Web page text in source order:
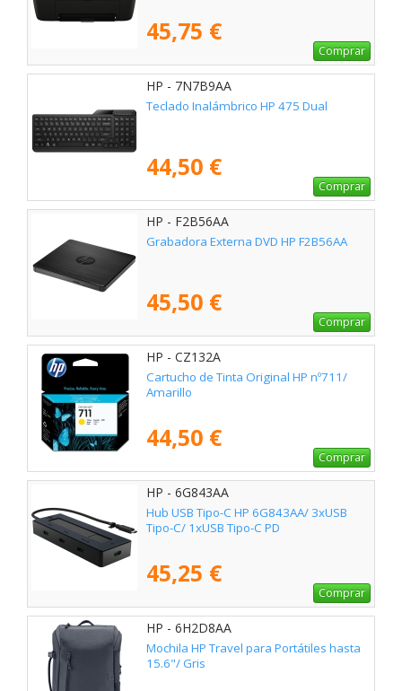
45,75 €
Comprar
HP - 7N7B9AA
Teclado Inalámbrico HP 475 Dual
44,50 €
Comprar
HP - F2B56AA
Grabadora Externa DVD HP F2B56AA
45,50 €
Comprar
HP - CZ132A
Cartucho de Tinta Original HP nº711/
Amarillo
44,50 €
Comprar
HP - 6G843AA
Hub USB Tipo-C HP 6G843AA/ 3xUSB
Tipo-C/ 1xUSB Tipo-C PD
45,25 €
Comprar
HP - 6H2D8AA
Mochila HP Travel para Portátiles hasta
15.6"/ Gris